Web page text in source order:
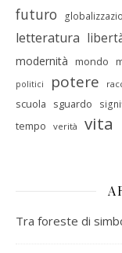
futuro
letteratura
modernità mondo
politici potere
scuola sguardo
tempo verità vita
Tra foreste di